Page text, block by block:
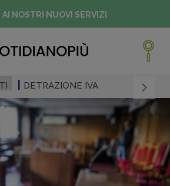
AI NOSTRI NUOVI SERVIZI
DETRAZIONE IVA